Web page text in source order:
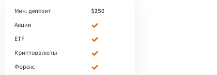
Мин. депозит
$250
Акции
ETF
Криптовалюты
Форекс